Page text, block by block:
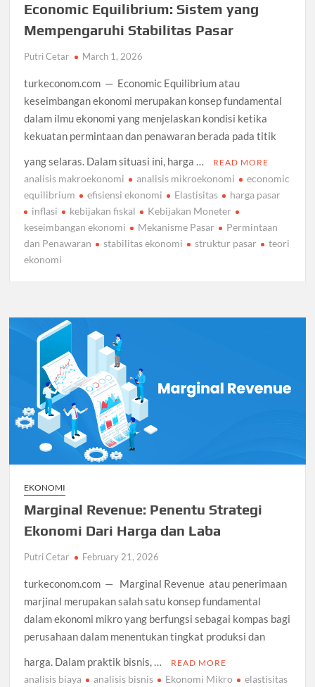
Economic Equilibrium: Sistem yang
Mempengaruhi Stabilitas Pasar
Putri Cetar March 1, 2026
turkeconom.com — Economic Equilibrium atau
keseimbangan ekonomi merupakan konsep fundamental
dalam ilmu ekonomi yang menjelaskan kondisi ketika
kekuatan permintaan dan penawaran berada pada titik
yang selaras. Dalam situasi ini, harga …
READ MORE
analisis makroekonomi analisis mikroekonomi
economic
equilibrium
efisiensi ekonomi Elastisitas
harga pasar
inflasi
kebijakan fiskal
Kebijakan Moneter
keseimbangan ekonomi
Mekanisme Pasar
Permintaan
dan Penawaran
stabilitas ekonomi struktur pasar
teori
ekonomi
EKONOMI
Marginal Revenue: Penentu Strategi
Ekonomi Dari Harga dan Laba
Putri Cetar February 21, 2026
turkeconom.com — Marginal Revenue atau penerimaan
marjinal merupakan salah satu konsep fundamental
dalam ekonomi mikro yang berfungsi sebagai kompas bagi
perusahaan dalam menentukan tingkat produksi dan
harga. Dalam praktik bisnis, …
READ MORE
analisis biaya analisis bisnis Ekonomi Mikro elastisitas